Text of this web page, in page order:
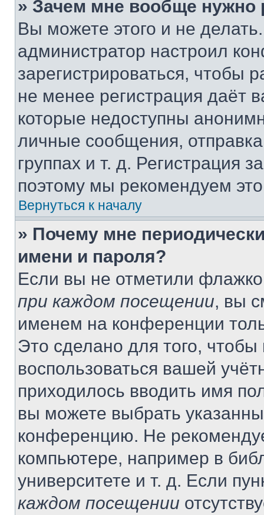
» Зачем мне вообще нужно
Вы можете этого и не
администратор настроил
зарегистрироваться, чтобы
не менее регистрация даёт
которые недоступны
личные сообщения,
группах и т. д. Регистрация
поэтому мы рекомендуем
Вернуться к началу
» Почему мне
имени и пароля?
Если вы не отметили
при каждом посещении, вы
именем на конференции
Это сделано для того, чтобы
воспользоваться вашей
приходилось вводить имя
вы можете выбрать
конференцию. Не
компьютере, например в
университете и т. д. Если
каждом посещении